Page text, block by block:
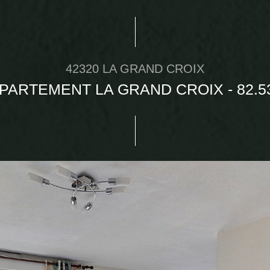
42320 LA GRAND CROIX
LA GRAND CROIX -